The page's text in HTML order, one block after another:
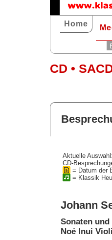
Home
CD •
Aktuelle
CD-
= Datum der
= Klassik
Johann
Sonaten und
Noé Inui